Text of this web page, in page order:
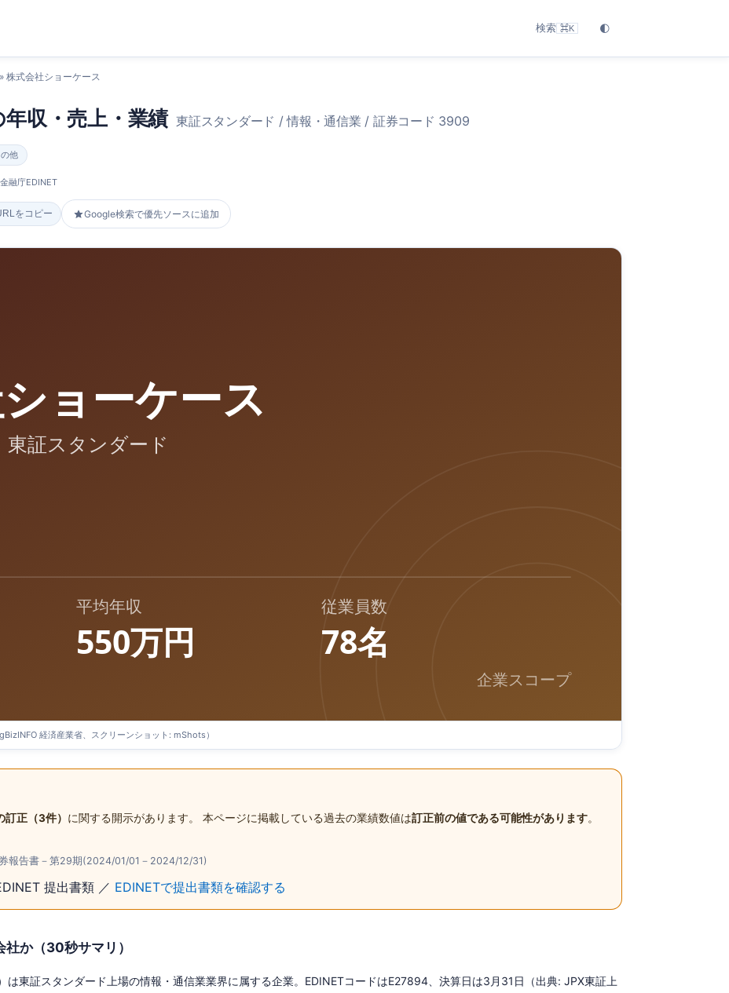
検索 ⌘K 🌓
» 株式会社ショーケース
収・売上・業績 東証スタンダード / 情報・通信業 / 証券コード 3909
他
融庁EDINET
をコピー Google検索で優先ソースに追加
ョーケース
証スタンダード
平均年収
550万円
従業員数
78名
企業スコープ
gBizINFO 経済産業省、スクリーンショット: mShots）
正（3件） に関する開示があります。 本ページに掲載している過去の業績数値は訂正前の値である可能性があります。
報告書－第29期(2024/01/01－2024/12/31)
提出書類 ／ EDINETで提出書類を確認する
か（30秒サマリ）
東証スタンダード上場の情報・通信業業界に属する企業。EDINETコードはE27894、決算日は3月31日（出典: JPX東証上